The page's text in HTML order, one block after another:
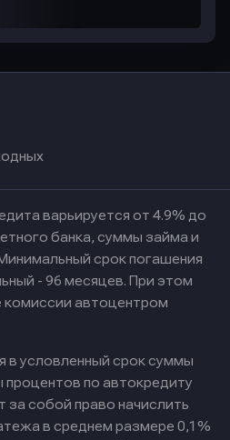
варьируется от 4.9% до
банка, суммы займа и
срок погашения
- 96 месяцев. При этом
автоцентром
в условленный срок суммы
по автокредиту
за собой право начислить
в среднем размере 0,1%